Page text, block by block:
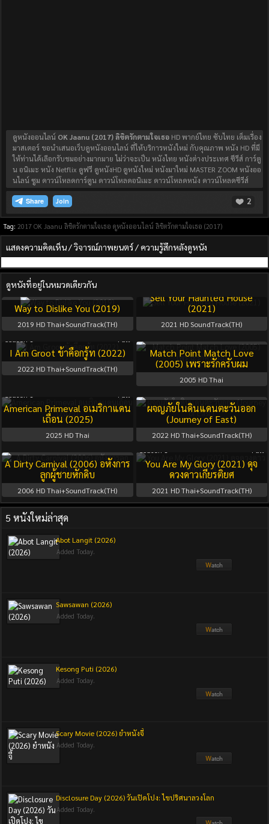
ดูหนังออนไลน์ OK Jaanu (2017) ลิขิตรักตามใจเธอ HD พากย์ไทย ซับไทย เต็มเรื่อง
มาสเตอร์ ขอนำเสนอเว็บดูหนังออนไลน์ ที่ให้บริการหนังใหม่ กับคุณภาพ หนัง HD ที่มี
ให้ท่านได้เลือกรับชมอย่างมากมาย ไม่ว่าจะเป็น หนังไทย หนังต่างประเทศ ซีรีส์ การ์ตู
น อนิเมะ หนัง Netflix ดูฟรี ดูหนังHD ดูหนังใหม่ หนังมาใหม่ MASTER ZOOM หนังออ
นไลน์ ซูม ดาวน์โหลดการ์ตูน ดาวน์โหลดอนิเมะ ดาวน์โหลดหนัง ดาวน์โหลดซีรีส์
Join 2
Tag: 2017 OK Jaanu ลิขิตรักตามใจเธอ ดูหนังออนไลน์ ลิขิตรักตามใจเธอ (2017)
แสดงความคิดเห็น / วิจารณ์ภาพยนตร์ / ความรู้สึกหลังดูหนัง
ดูหนังที่อยู่ในหมวดเดียวกัน
Way to Dislike You (2019)
2019 HD Thai+SoundTrack(TH)
Sell Your Haunted House
(2021)
2021 HD SoundTrack(TH)
I Am Groot ข้าคือกรู้ท (2022)
2022 HD Thai+SoundTrack(TH)
Match Point Match Love
(2005) เพราะรักครับผม
2005 HD Thai
American Primeval อเมริกาแดน
เถื่อน (2025)
2025 HD Thai
ผจญภัยในดินแดนตะวันออก
(Journey of East)
2022 HD Thai+SoundTrack(TH)
A Dirty Carnival (2006) อหังการ
ลูกผู้ชายหักดิบ
2006 HD Thai+SoundTrack(TH)
You Are My Glory (2021) ดุจ
ดวงดาวเกียรติยศ
2021 HD Thai+SoundTrack(TH)
5 หนังใหม่ล่าสุด
Abot Langit (2026)
Added Today.
Sawsawan (2026)
Added Today.
Kesong Puti (2026)
Added Today.
Scary Movie (2026) ยำหนังจี้
Added Today.
Disclosure Day (2026) วันเปิดโปง: ไขปริศนาลวงโลก
Added Today.